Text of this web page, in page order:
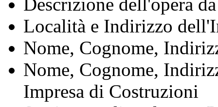
Descrizione dell'opera
Località e Indirizzo
Nome, Cognome,
Nome, Cognome,
Impresa di Costruzioni